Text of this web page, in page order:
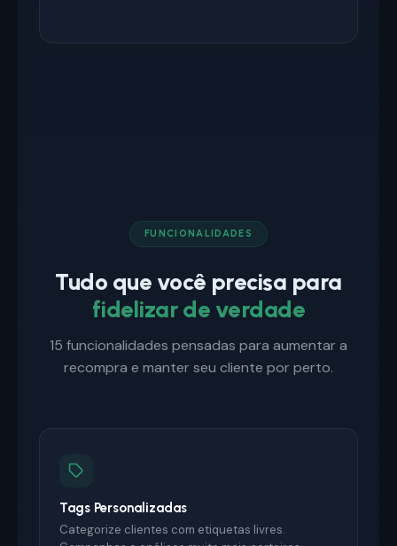
FUNCIONALIDADES
Tudo que você precisa para
fidelizar de verdade
15 funcionalidades pensadas para aumentar a
recompra e manter seu cliente por perto.
Tags Personalizadas
Categorize clientes com etiquetas livres.